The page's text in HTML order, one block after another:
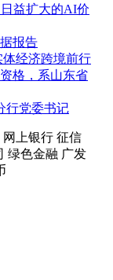
益扩大的AI价
报告
经济跨境前行
格，系山东省
行党委书记
网上银行 征信
绿色金融 广发